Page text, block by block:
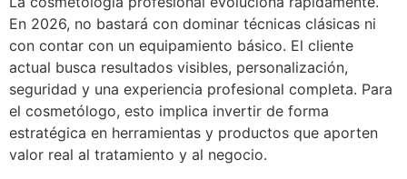
En 2026, no bastará con dominar técnicas clásicas ni
con contar con un equipamiento básico. El cliente
actual busca resultados visibles, personalización,
seguridad y una experiencia profesional completa. Para
el cosmetólogo, esto implica invertir de forma
estratégica en herramientas y productos que aporten
valor real al tratamiento y al negocio.